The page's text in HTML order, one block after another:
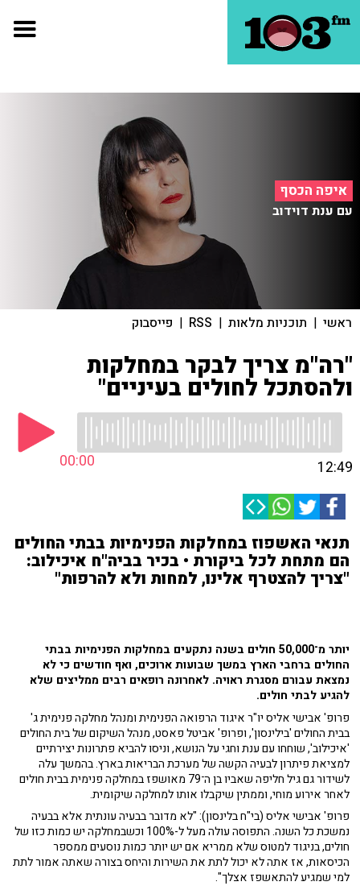
איפה הכסף
עם ענת דוידוב
ראשי | תוכניות מלאות |
RSS
| פייסבוק
"רה"מ צריך לבקר במחלקות
ולהסתכל לחולים בעיניים"
00:00 12:49
תנאי האשפוז במחלקות הפנימיות בבתי החולים
הם מתחת לכל ביקורת • בכיר בביה"ח איכילוב:
"צריך להצטרף אלינו, למחות ולא להרפות"
יותר מ־50,000 חולים בשנה נתקעים במחלקות הפנימיות בבתי
החולים ברחבי הארץ במשך שבועות ארוכים, ואף חודשים כי לא
נמצאת עבורם מסגרת ראויה. לאחרונה רופאים רבים ממליצים שלא
להגיע לבתי חולים.
פרופ' אבישי אליס יו"ר איגוד הרפואה הפנימית ומנהל מחלקה פנימית ג'
בבית החולים 'בילינסון', ופרופ' אביטל פאסט, מנהל השיקום של בית החולים
'איכילוב', שוחחו עם ענת וחגי על הנושא, וניסו להביא פתרונות יצירתיים
למציאת פיתרון לבעיה הקשה של מערכת הבריאות בארץ. בהמשך עלה
לשידור גם גיל חליפה שאביו בן ה־79 מאושפז במחלקה פנימית בבית חולים
לאחר אירוע מוחי, וממתין שיקבלו אותו למחלקה שיקומית.
פרופ' אבישי אליס (בי"ח בלינסון): "לא מדובר בבעיה עונתית אלא בבעיה
נמשכת כל השנה. התפוסה עולה מעל ל-100% וכשבמחלקה יש כמות כזו של
חולים, בניגוד למטוס שלא ממריא אם יש יותר כמות נוסעים ממספר
הכיסאות, אז אתה לא יכול לתת את השירות והיחס בצורה שאתה אמור לתת
למי שמגיע להתאשפז אצלך".